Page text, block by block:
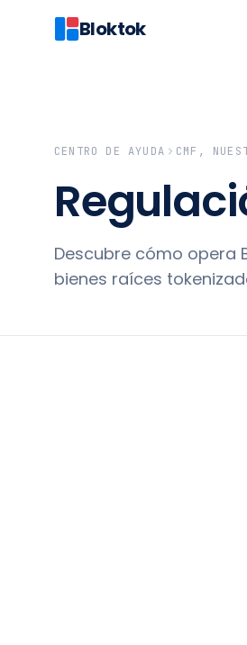
Bloktok
CENTRO DE AYUDA CMF,
Descubre cómo opera
bienes raíces